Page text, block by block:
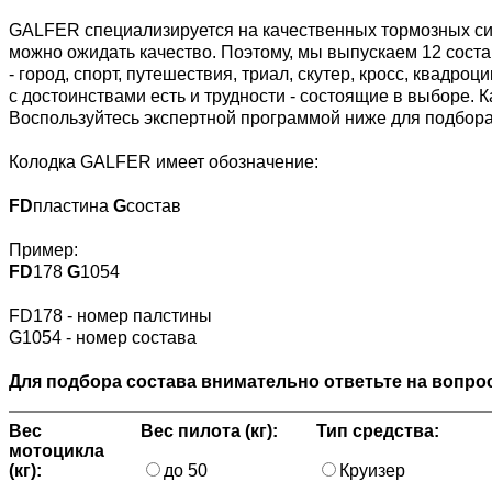
GALFER специализируется на качественных тормозных
можно ожидать качество. Поэтому, мы выпускаем 12
- город, спорт, путешествия, триал, скутер, кросс,
с достоинствами есть и трудности - состоящие в выборе.
Воспользуйтесь экспертной программой ниже для
Колодка GALFER имеет обозначение:
FDпластина Gсостав
Пример:
FD178 G1054
FD178 - номер палстины
G1054 - номер состава
Для подбора состава внимательно ответьте на
Вес
мотоцикла
(кг):
Вес пилота (кг):
до 50
Тип средства:
Круизер